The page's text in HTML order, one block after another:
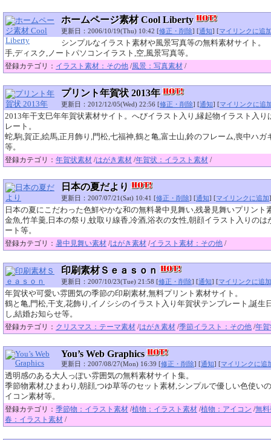
ホームページ素材 Cool Liberty
更新日：2006/10/19(Thu) 10:42 [修正・削除] [通知] [マイリンクに追
シンプルなイラスト素材や風景写真等の無料素材サイト。
手,ディスク,ノートパソコンイラスト,空,風景写真等。
登録カテゴリ： イラスト素材：その他 /風景：写真素材 /
プリント年賀状 2013年
更新日：2012/12/05(Wed) 22:56 [修正・削除] [通知] [マイリンクに追
2013年干支巳年年賀状素材サイト。へびイラスト入り,縁起物イラスト入り
レート。
蛇,駒,賀正,絵馬,正月飾り,門松,七福神,鶴と亀,富士山,鈴のフレーム,喪中ハガ
等。
登録カテゴリ： 年賀状素材 /はがき素材 /年賀状：イラスト素材 /
日本の夏だより
更新日：2007/07/21(Sat) 10:41 [修正・削除] [通知] [マイリンクに追加]
日本の夏にこだわった色鮮やかな和の無料暑中見舞い,残暑見舞いプリント
金魚,竹羊羹,日本の祭り,蚊取り線香,冷酒,浴衣の女性,朝顔イラスト入りのは
ート等。
登録カテゴリ： 暑中見舞い素材 /はがき素材 /イラスト素材：その他 /
印刷素材Ｓｅａｓｏｎ
更新日：2007/10/23(Tue) 21:58 [修正・削除] [通知] [マイリンクに追加
年賀状や可愛い雰囲気の季節の印刷素材,無料プリント素材サイト。
鶴と亀,門松,干支,花飾り,イノシシのイラスト入り年賀状テンプレート,誕生
し,結婚お知らせ等。
登録カテゴリ： クリスマス：テーマ素材 /はがき素材 /季節イラスト：その他 /年
You’s Web Graphics
更新日：2007/08/27(Mon) 16:39 [修正・削除] [通知] [マイリンクに追
透明感のある大人っぽい雰囲気の無料素材サイト集。
季節物素材,ひまわり,朝顔,つゆ草等のセット素材,シンプルで優しい色使い
イコン素材等。
登録カテゴリ： 季節物：イラスト素材 /植物：イラスト素材 /植物：アイコン /無
春：イラスト素材 /